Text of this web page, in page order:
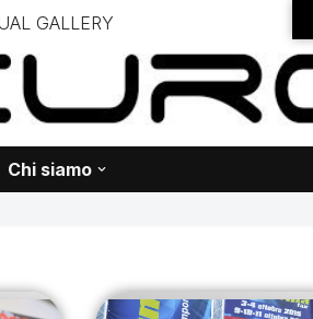
GALLERY
–
– – – – – – – – – – – – – – –
Chi siamo